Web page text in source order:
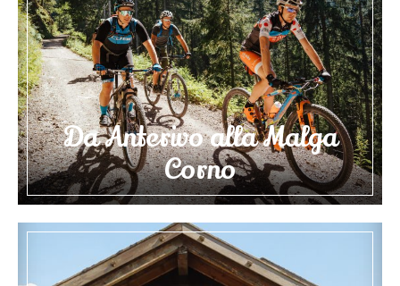
Da Anterivo alla Malga
Corno